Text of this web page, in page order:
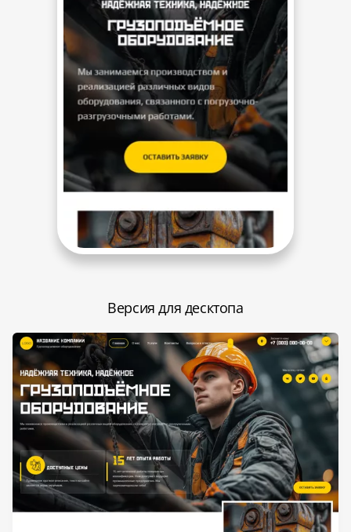
Версия для десктопа